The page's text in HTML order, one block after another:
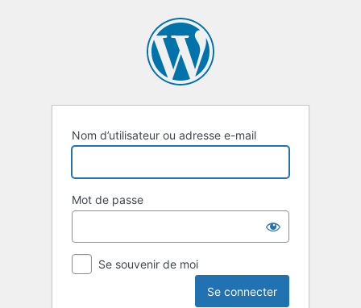
Nom d’utilisateur ou adresse e-mail
Mot de passe
Se souvenir de moi